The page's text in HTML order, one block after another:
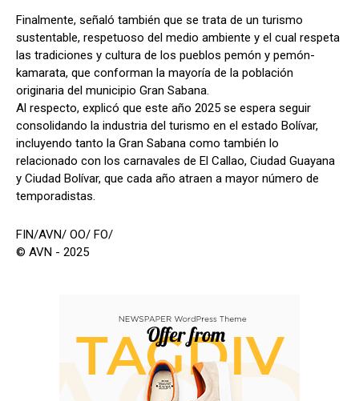
Finalmente, señaló también que se trata de un turismo
sustentable, respetuoso del medio ambiente y el cual respeta
las tradiciones y cultura de los pueblos pemón y pemón-
kamarata, que conforman la mayoría de la población
originaria del municipio Gran Sabana.
Al respecto, explicó que este año 2025 se espera seguir
consolidando la industria del turismo en el estado Bolívar,
incluyendo tanto la Gran Sabana como también lo
relacionado con los carnavales de El Callao, Ciudad Guayana
y Ciudad Bolívar, que cada año atraen a mayor número de
temporadistas.
FIN/AVN/ OO/ FO/
© AVN - 2025